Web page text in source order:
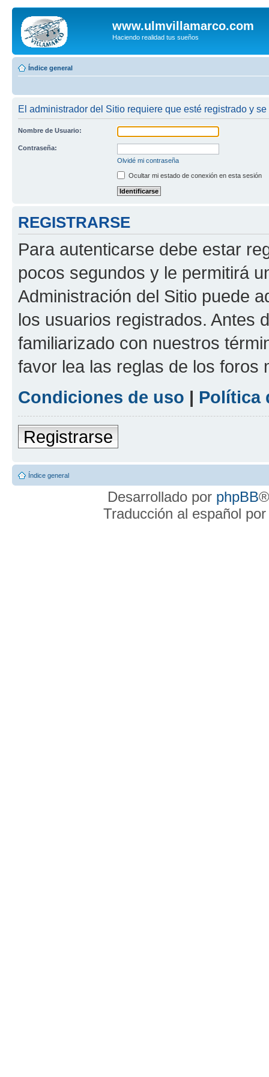
www.ulmvillamarco.com
Haciendo realidad tus sueños
Índice general
El administrador del Sitio requiere que esté registrado y
Nombre de Usuario:
Contraseña:
Olvidé mi contraseña
Ocultar mi estado de conexión en esta sesión
REGISTRARSE
Para autenticarse debe estar
pocos segundos y le permitirá
Administración del Sitio puede
los usuarios registrados. Antes
familiarizado con nuestros
favor lea las reglas de los foros
Condiciones de uso | Política
Registrarse
Índice general
Desarrollado por phpBB
Traducción al español